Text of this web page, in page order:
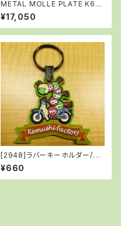
METAL MOLLE PLATE K64
（メタル モール プレート K64）/
BLACK
¥17,050
[2948]ラバーキーホルダー/Ke
mushi01
¥660